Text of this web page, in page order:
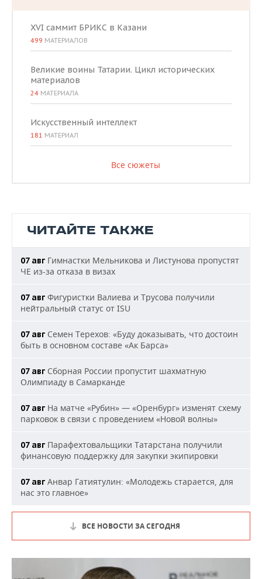
XVI саммит БРИКС в Казани
499 МАТЕРИАЛОВ
Великие воины Татарии. Цикл исторических
материалов
24 МАТЕРИАЛА
Искусственный интеллект
181 МАТЕРИАЛ
Все сюжеты
ЧИТАЙТЕ ТАКЖЕ
07 авг Гимнастки Мельникова и Листунова пропустят
ЧЕ из-за отказа в визах
07 авг Фигуристки Валиева и Трусова получили
нейтральный статус от ISU
07 авг Семен Терехов: «Буду доказывать, что достоин
быть в основном составе «Ак Барса»
07 авг Сборная России пропустит шахматную
Олимпиаду в Самарканде
07 авг На матче «Рубин» — «Оренбург» изменят схему
парковок в связи с проведением «Новой волны»
07 авг Парафехтовальщики Татарстана получили
финансовую поддержку для закупки экипировки
07 авг Анвар Гатиятулин: «Молодежь старается, для
нас это главное»
ВСЕ НОВОСТИ ЗА СЕГОДНЯ